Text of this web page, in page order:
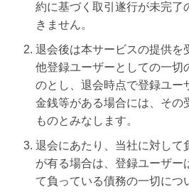
約に基づく取引遂行が未完了
きません。
退会後は本サービスの提供を
他登録ユーザーとしての一切
のとし、退会時点で登録ユー
金銭等がある場合には、その
ものとみなします。
退会にあたり、当社に対して
が有る場合は、登録ユーザー
て負っている債務の一切につ